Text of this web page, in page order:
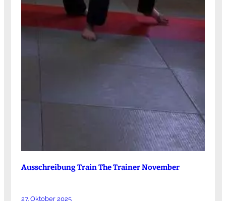
Ausschreibung Train The Trainer November
27. Oktober 2025